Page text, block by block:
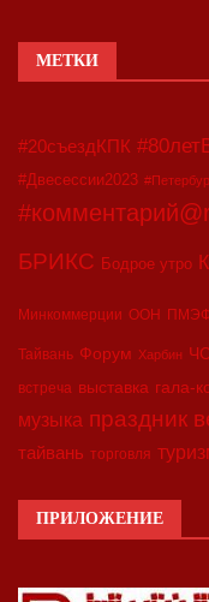
МЕТКИ
#20съездКПК
#Двесессии2023
БРИКС Бодрое утро
Минкоммерции ООН
Тайвань Форум Харбин ЧС
встреча выставка гала-
музыка праздник
тайвань торговля
ПРИЛОЖЕНИЕ